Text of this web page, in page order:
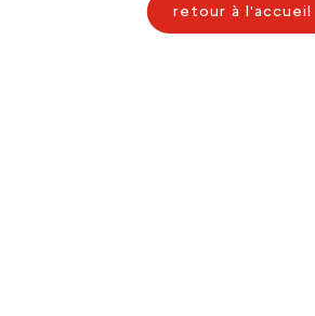
retour à l'accueil